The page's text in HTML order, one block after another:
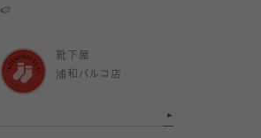
🍉
靴下屋
浦和パルコ店